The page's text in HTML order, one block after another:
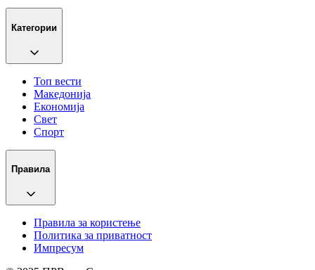
Категории
Топ вести
Македонија
Економија
Свет
Спорт
Правила
Правила за користење
Политика за приватност
Импресум